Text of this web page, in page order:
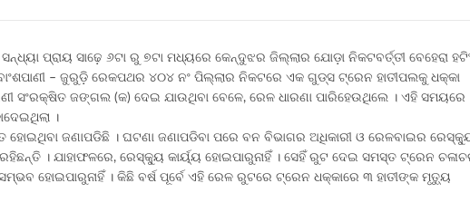
ପ୍ରାୟ ସାଢ଼େ ୬ଟା ରୁ ୭ଟା ମଧ୍ୟରେ କେନ୍ଦୁଝର ଜିଲ୍ଲାର ଯୋଡ଼ା ନିକଟବର୍ତ୍ତୀ ବେହେରା
– ଜୁରୁଡ଼ି ରେକପଥର ୪୦୪ ନଂ ପିଲ୍ଲାର ନିକଟରେ ଏକ ଗୁଡ୍ସ ଟ୍ରେନ ହାତୀପଲକୁ ଧକ୍କା
ସଂରକ୍ଷିତ ଜଙ୍ଗଲ (କ) ଦେଇ ଯାଉଥିବା ବେଳେ, ରେଳ ଧାରଣା ପାରିହେଉଥିଲେ । ଏହି ସମୟରେ
।
ହୋଇଥିବା ଜଣାପଡିଛି । ଘଟଣା ଜଣାପଡିବା ପରେ ବନ ବିଭାଗର ଅଧିକାରୀ ଓ ରେଳବାଇର
। ଯାହାଫଳରେ, ରେସ୍କ୍ୟୁ କାର୍ୟ୍ୟ ହୋଇପାରୁନାହିଁ । ସେହିଁ ରୁଟ ଦେଇ ସମସ୍ତ ଟ୍ରେନ
ହୋଇପାରୁନାହିଁ । କିଛି ବର୍ଷ ପୂର୍ବେ ଏହି ରେଳ ରୁଟରେ ଟ୍ରେନ ଧକ୍କାରେ ୩ ହାତୀଙ୍କ ମୃତ୍ୟୁ